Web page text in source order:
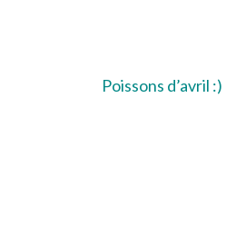
Poissons d’avril :)